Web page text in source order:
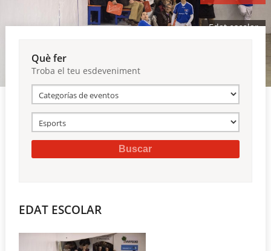
València en esport ▼
Reserves
Edat escolar
Què fer
Troba el teu esdeveniment
EDAT ESCOLAR